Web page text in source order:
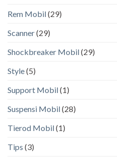
Rem Mobil(29)
Scanner(29)
Shockbreaker Mobil(29)
Style(5)
Support Mobil(1)
Suspensi Mobil(28)
Tierod Mobil(1)
Tips (3)